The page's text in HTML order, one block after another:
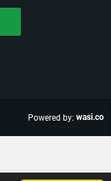
Powered by: wasi.co